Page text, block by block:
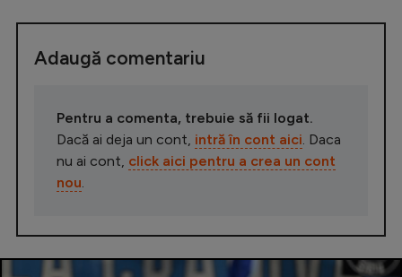
Adaugă comentariu
Pentru a comenta, trebuie să fii logat.
Dacă ai deja un cont, intră în cont aici. Daca
nu ai cont, click aici pentru a crea un cont
nou.